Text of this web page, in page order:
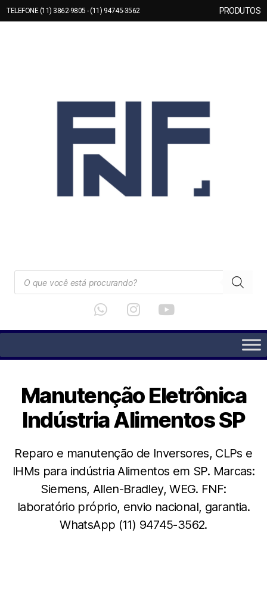
TELEFONE (11) 3862-9805 - (11) 94745-3562 PRODUTOS
Manutenção Eletrônica
Indústria Alimentos SP
Reparo e manutenção de Inversores, CLPs e
IHMs para indústria Alimentos em SP. Marcas:
Siemens, Allen-Bradley, WEG. FNF:
laboratório próprio, envio nacional, garantia.
WhatsApp (11) 94745-3562.